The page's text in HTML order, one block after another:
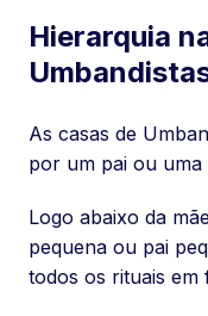
Hierarquia
As casas de
por um pai ou uma
Logo abaixo da
pequena ou pai
todos os rituais em